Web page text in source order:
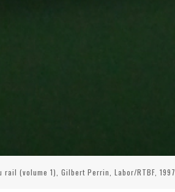
rail (volume 1), Gilbert Perrin, Labor/RTBF, 1997